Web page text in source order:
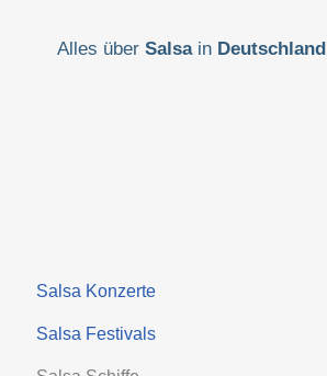
Alles über Salsain Deutschland
Salsa Konzerte
Salsa Festivals